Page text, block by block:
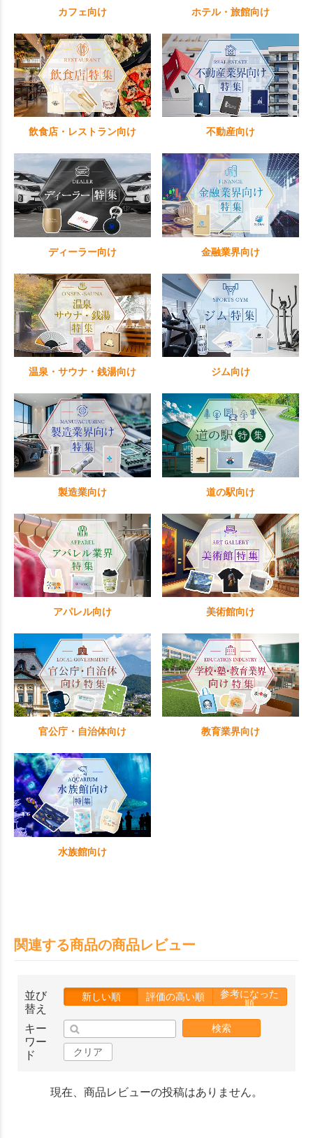
カフェ向け ホテル・旅館向け
飲食店・レストラン向け 不動産向け
ディーラー向け 金融業界向け
温泉・サウナ・銭湯向け ジム向け
製造業向け 道の駅向け
アパレル向け 美術館向け
官公庁・自治体向け 教育業界向け
水族館向け
関連する商品の商品レビュー
並び
替え
新しい順 評価の高い順
参考になった
順
キー
ワー
ド
検索
クリア
現在、商品レビューの投稿はありません。